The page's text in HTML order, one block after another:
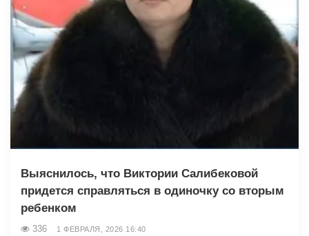
Выяснилось, что Виктории Салибековой
придется справляться в одиночку со вторым
ребенком
336 1 ФЕВРАЛЯ, 2026 16:40